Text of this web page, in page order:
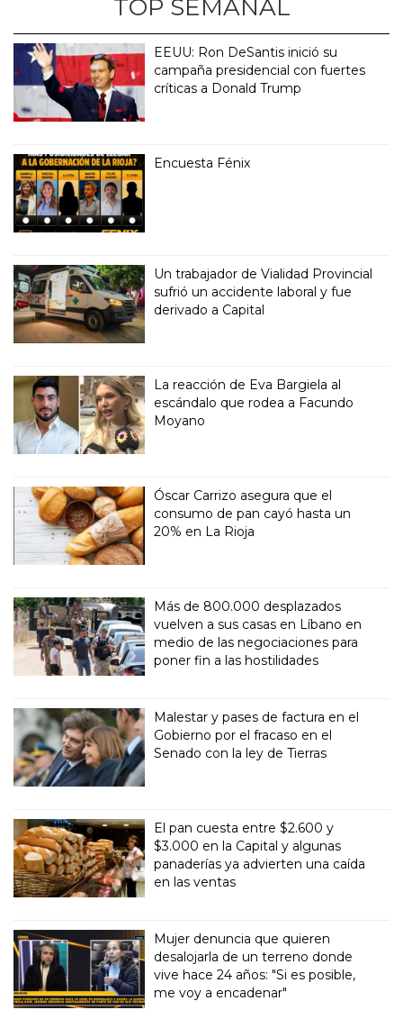
TOP SEMANAL
EEUU: Ron DeSantis inició su
campaña presidencial con fuertes
críticas a Donald Trump
Encuesta Fénix
Un trabajador de Vialidad Provincial
sufrió un accidente laboral y fue
derivado a Capital
La reacción de Eva Bargiela al
escándalo que rodea a Facundo
Moyano
Óscar Carrizo asegura que el
consumo de pan cayó hasta un
20% en La Rioja
Más de 800.000 desplazados
vuelven a sus casas en Líbano en
medio de las negociaciones para
poner fin a las hostilidades
Malestar y pases de factura en el
Gobierno por el fracaso en el
Senado con la ley de Tierras
El pan cuesta entre $2.600 y
$3.000 en la Capital y algunas
panaderías ya advierten una caída
en las ventas
Mujer denuncia que quieren
desalojarla de un terreno donde
vive hace 24 años: "Si es posible,
me voy a encadenar"